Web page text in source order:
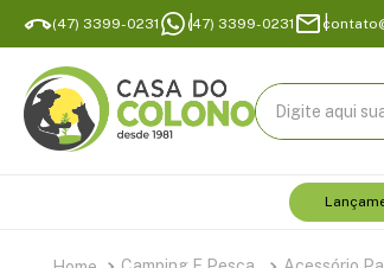
(47) 3399-0231 (47) 3399-0231
Digite aqui